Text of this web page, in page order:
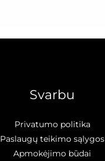
Svarbu
Privatumo politika
Paslaugų teikimo sąlygos
Apmokėjimo būdai